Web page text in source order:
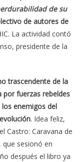
de su
de autores de
La actividad contó
presidente de la
trascendente de la
por fuerzas rebeldes
enemigos del
. Idea feliz,
Castro: Caravana de
que sesionó en
después el libro ya